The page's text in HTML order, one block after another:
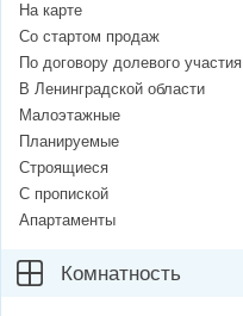
На карте
Со стартом продаж
По договору долевого участия
В Ленинградской области
Малоэтажные
Планируемые
Строящиеся
С пропиской
Апартаменты
Комнатность